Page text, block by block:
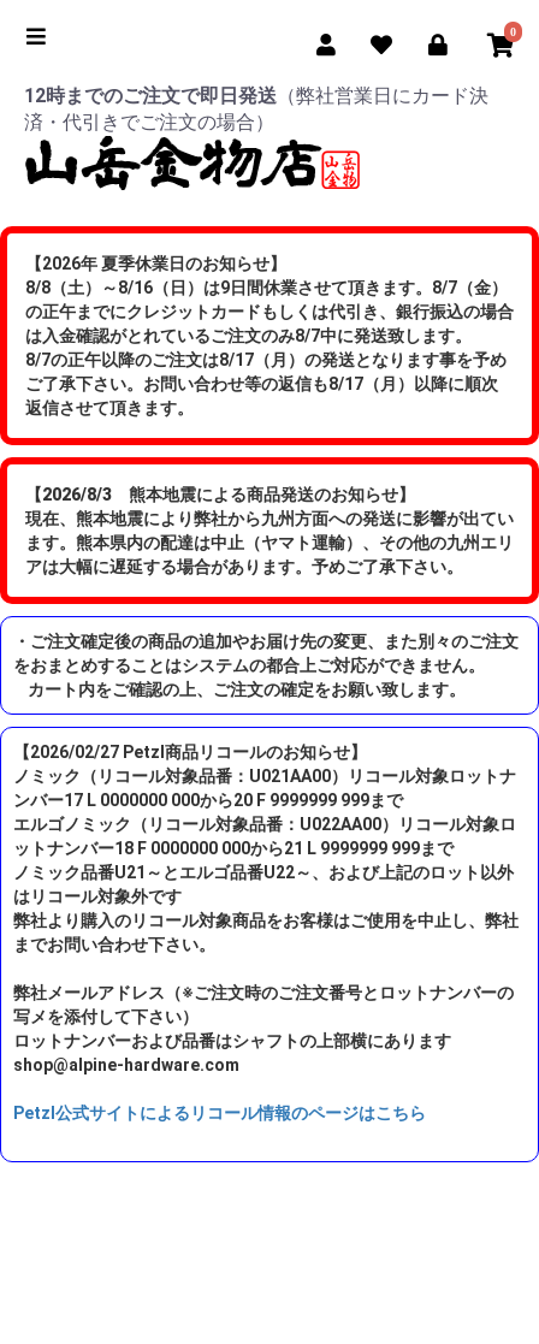
0
12時までのご注文で即日発送 （弊社営業日にカード決
済・代引きでご注文の場合）
【2026年 夏季休業日のお知らせ】
8/8（土）～8/16（日）は9日間休業させて頂きます。8/7（金）
の正午までにクレジットカードもしくは代引き、銀行振込の場合
は入金確認がとれているご注文のみ8/7中に発送致します。
8/7の正午以降のご注文は8/17（月）の発送となります事を予め
ご了承下さい。お問い合わせ等の返信も8/17（月）以降に順次
返信させて頂きます。
【2026/8/3 熊本地震による商品発送のお知らせ】
現在、熊本地震により弊社から九州方面への発送に影響が出てい
ます。熊本県内の配達は中止（ヤマト運輸）、その他の九州エリ
アは大幅に遅延する場合があります。予めご了承下さい。
・ご注文確定後の商品の追加やお届け先の変更、また別々のご注文
をおまとめすることはシステムの都合上ご対応ができません。
カート内をご確認の上、ご注文の確定をお願い致します。
【2026/02/27 Petzl商品リコールのお知らせ】
ノミック（リコール対象品番：U021AA00）リコール対象ロットナ
ンバー17 L 0000000 000から20 F 9999999 999まで
エルゴノミック（リコール対象品番：U022AA00）リコール対象ロ
ットナンバー18 F 0000000 000から21 L 9999999 999まで
ノミック品番U21～とエルゴ品番U22～、および上記のロット以外
はリコール対象外です
弊社より購入のリコール対象商品をお客様はご使用を中止し、弊社
までお問い合わせ下さい。
弊社メールアドレス（※ご注文時のご注文番号とロットナンバーの
写メを添付して下さい）
ロットナンバーおよび品番はシャフトの上部横にあります
shop@alpine-hardware.com
Petzl公式サイトによるリコール情報のページはこちら